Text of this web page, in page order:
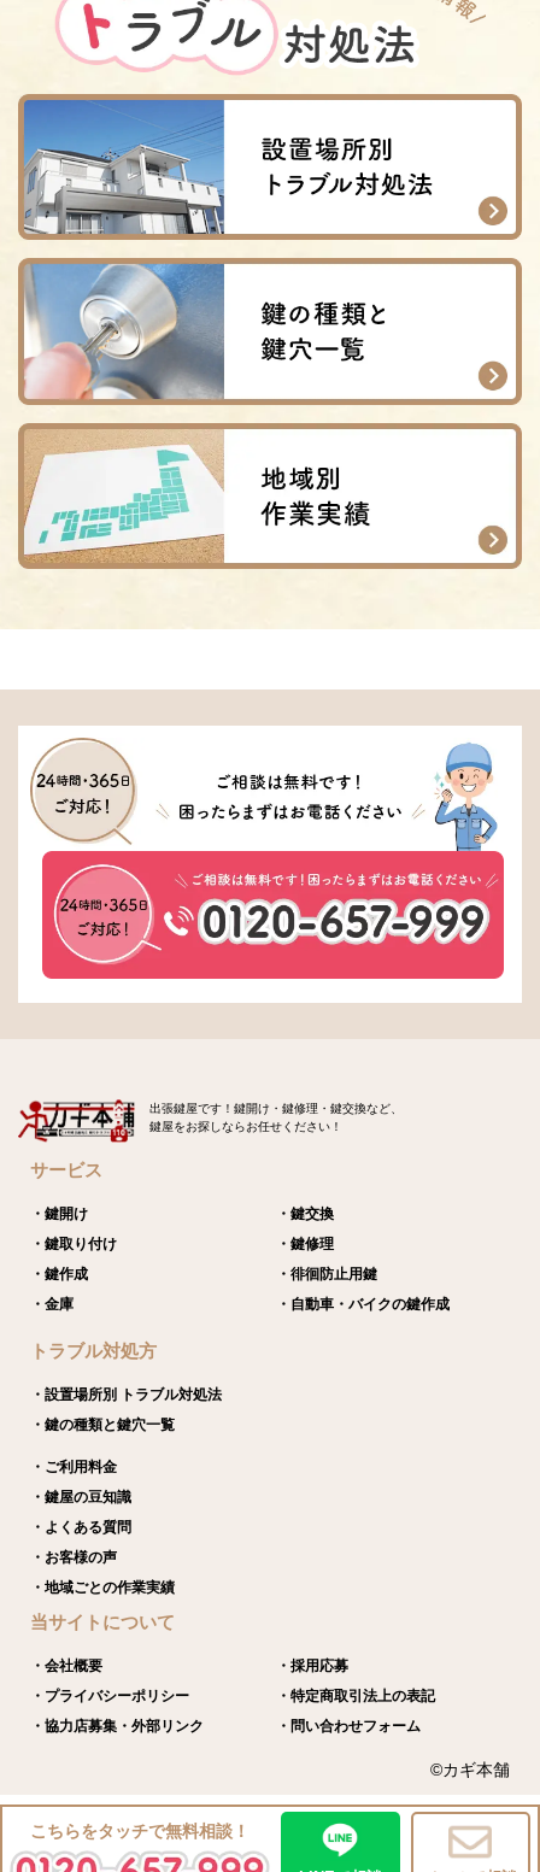
出張鍵屋です！鍵開け・鍵修理・鍵交換など、
鍵屋をお探しならお任せください！
サービス
・鍵開け
・鍵交換
・鍵取り付け
・鍵修理
・鍵作成
・徘徊防止用鍵
・金庫
・自動車・バイクの鍵作成
トラブル対処方
・設置場所別 トラブル対処法
・鍵の種類と鍵穴一覧
・ご利用料金
・鍵屋の豆知識
・よくある質問
・お客様の声
・地域ごとの作業実績
当サイトについて
・会社概要
・採用応募
・プライバシーポリシー
・特定商取引法上の表記
・協力店募集・外部リンク
・問い合わせフォーム
©カギ本舗
こちらをタッチで無料相談！